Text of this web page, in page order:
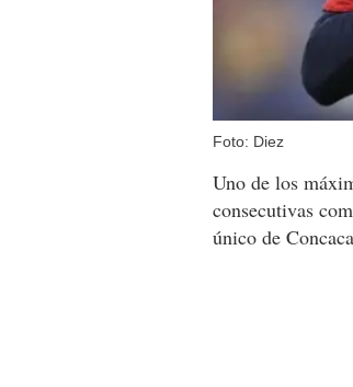
Foto: Diez
Uno de los
consecutivas
único de